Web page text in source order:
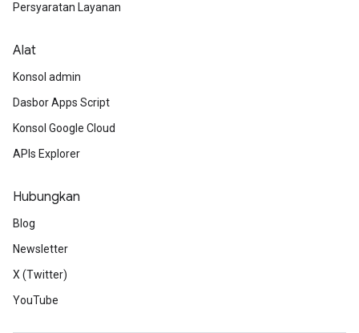
Persyaratan Layanan
Alat
Konsol admin
Dasbor Apps Script
Konsol Google Cloud
APIs Explorer
Hubungkan
Blog
Newsletter
X (Twitter)
YouTube